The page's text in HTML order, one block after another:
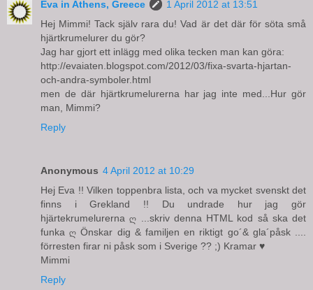
Eva in Athens, Greece
1 April 2012 at 13:51
Hej Mimmi! Tack själv rara du! Vad är det där för söta små
hjärtkrumelurer du gör?
Jag har gjort ett inlägg med olika tecken man kan göra:
http://evaiaten.blogspot.com/2012/03/fixa-svarta-hjartan-
och-andra-symboler.html
men de där hjärtkrumelurerna har jag inte med...Hur gör
man, Mimmi?
Reply
Anonymous 4 April 2012 at 10:29
Hej Eva !! Vilken toppenbra lista, och va mycket svenskt det
finns i Grekland !! Du undrade hur jag gör
hjärtekrumelurerna ღ ...skriv denna HTML kod så ska det
funka ღ Önskar dig & familjen en riktigt go´& gla´påsk ....
förresten firar ni påsk som i Sverige ?? ;) Kramar ♥
Mimmi
Reply